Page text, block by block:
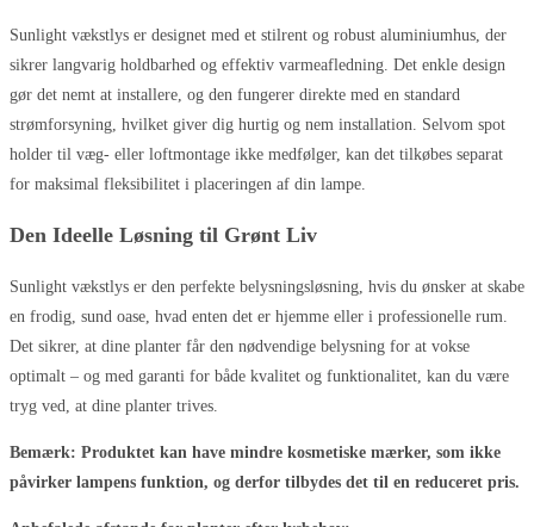
Sunlight vækstlys er designet med et stilrent og robust aluminiumhus, der
sikrer langvarig holdbarhed og effektiv varmeafledning. Det enkle design
gør det nemt at installere, og den fungerer direkte med en standard
strømforsyning, hvilket giver dig hurtig og nem installation. Selvom spot
holder til væg- eller loftmontage ikke medfølger, kan det tilkøbes separat
for maksimal fleksibilitet i placeringen af din lampe.
Den Ideelle Løsning til Grønt Liv
Sunlight vækstlys er den perfekte belysningsløsning, hvis du ønsker at skabe
en frodig, sund oase, hvad enten det er hjemme eller i professionelle rum.
Det sikrer, at dine planter får den nødvendige belysning for at vokse
optimalt – og med garanti for både kvalitet og funktionalitet, kan du være
tryg ved, at dine planter trives.
Bemærk: Produktet kan have mindre kosmetiske mærker, som ikke
påvirker lampens funktion, og derfor tilbydes det til en reduceret pris.